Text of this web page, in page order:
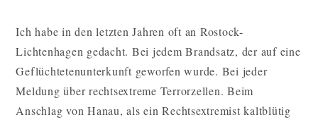
Ich habe in den letzten Jahren oft an Rostock-
Lichtenhagen gedacht. Bei jedem Brandsatz, der auf eine
Geflüchtetenunterkunft geworfen wurde. Bei jeder
Meldung über rechtsextreme Terrorzellen. Beim
Anschlag von Hanau, als ein Rechtsextremist kaltblütig